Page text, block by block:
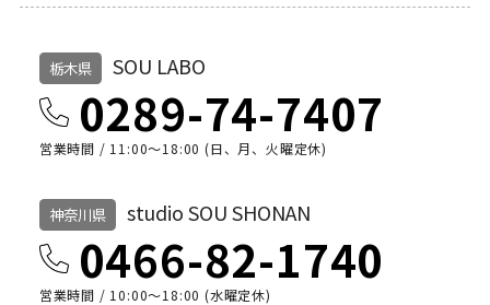
栃木県 SOU LABO
0289-74-7407
営業時間 / 11:00～18:00 (日、月、火曜定休)
神奈川県 studio SOU SHONAN
0466-82-1740
営業時間 / 10:00〜18:00 (水曜定休)